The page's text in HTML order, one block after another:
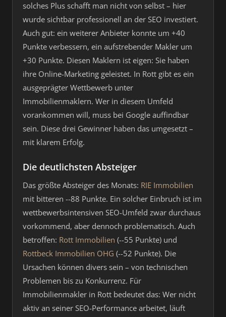
solches Plus schafft man nicht von selbst – hier
wurde sichtbar professionell an der SEO investiert.
Auch gut: ein weiterer Anbieter konnte um +40
Punkte verbessern, ein aufstrebender Makler um
+30 Punkte. Diesen Maklern ist eigen: Sie haben
ihre Online-Marketing geleistet. In Rott gibt es ein
ausgeprägter Wettbewerb unter
Immobilienmaklern. Wer in diesem Umfeld
vorankommen will, muss bei Google auffindbar
sein. Diese drei Gewinner haben das umgesetzt –
mit klarem Erfolg.
Die deutlichsten Absteiger
Das größte Absteiger des Monats: RIE Immobilien
mit bitteren --88 Punkte. Ein solcher Einbruch ist im
wettbewerbsintensiven SEO-Umfeld zwar durchaus
vorkommend, aber dennoch problematisch. Auch
betroffen: Rott Immobilien (--55 Punkte) und
Rottbeck Immobilien OHG (--52 Punkte). Die
Ursachen können divers sein – von technischen
Problemen bis zu Konkurrenz. Für
Immobilienmakler in Rott bedeutet das: Wer nicht
aktiv an seiner SEO-Performance arbeitet, läuft